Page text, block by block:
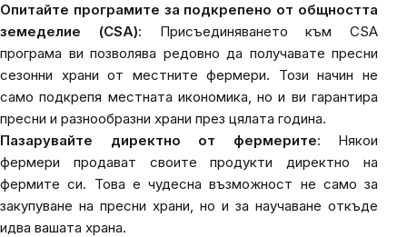
Опитайте програмите за подкрепено от общността
земеделие (CSA): Присъединяването към CSA
програма ви позволява редовно да получавате пресни
сезонни храни от местните фермери. Този начин не
само подкрепя местната икономика, но и ви гарантира
пресни и разнообразни храни през цялата година.
Пазарувайте директно от фермерите: Някои
фермери продават своите продукти директно на
фермите си. Това е чудесна възможност не само за
закупуване на пресни храни, но и за научаване откъде
идва вашата храна.